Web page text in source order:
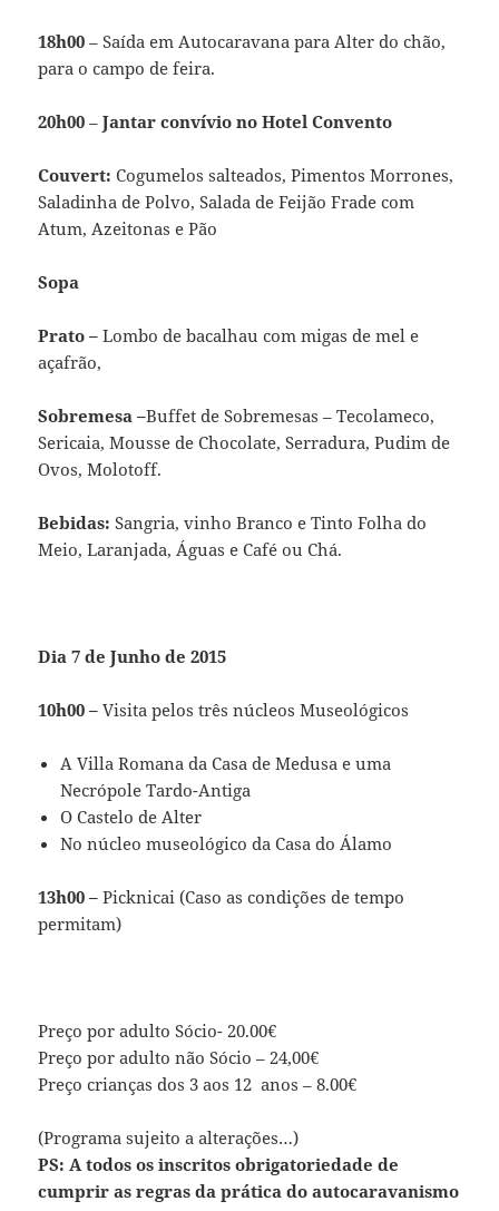
18h00 – Saída em Autocaravana para Alter do chão,
para o campo de feira.
20h00 –Jantar convívio no Hotel Convento
Couvert:Cogumelos salteados, Pimentos Morrones,
Saladinha de Polvo, Salada de Feijão Frade com
Atum, Azeitonas e Pão
Sopa
Prato –Lombo de bacalhau com migas de mel e
açafrão,
Sobremesa –Buffet de Sobremesas – Tecolameco,
Sericaia, Mousse de Chocolate, Serradura, Pudim de
Ovos, Molotoff.
Bebidas: Sangria, vinho Branco e Tinto Folha do
Meio, Laranjada, Águas e Café ou Chá.
Dia 7 de Junho de 2015
10h00 – Visita pelos três núcleos Museológicos
A Villa Romana da Casa de Medusa e uma
Necrópole Tardo-Antiga
O Castelo de Alter
No núcleo museológico da Casa do Álamo
13h00 – Picknicai (Caso as condições de tempo
permitam)
Preço por adulto Sócio- 20.00€
Preço por adulto não Sócio – 24,00€
Preço crianças dos 3 aos 12 anos – 8.00€
(Programa sujeito a alterações…)
PS: A todos os inscritos obrigatoriedade de
cumprir as regras da prática do autocaravanismo